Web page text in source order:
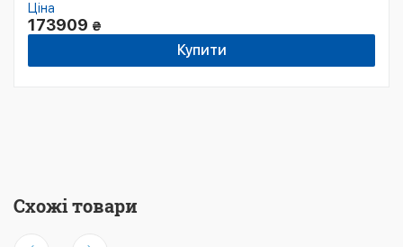
Ціна
173909 ₴
Купити
Схожі товари